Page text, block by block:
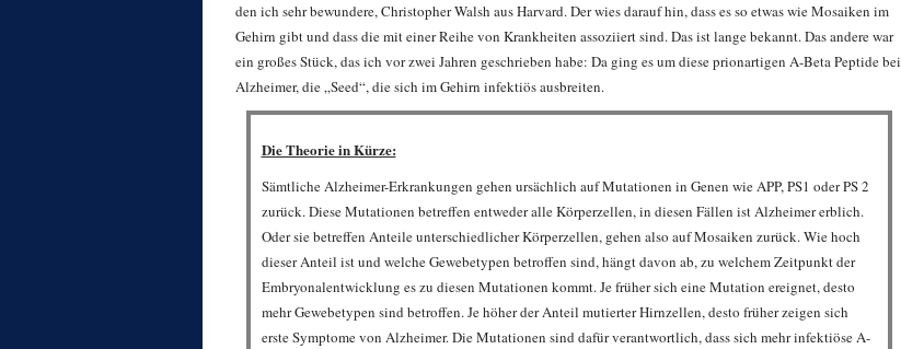
den ich sehr bewundere, Christopher Walsh aus Harvard. Der wies darauf hin, dass es so etwas wie Mosaiken im
Gehirn gibt und dass die mit einer Reihe von Krankheiten assoziiert sind. Das ist lange bekannt. Das andere war
ein großes Stück, das ich vor zwei Jahren geschrieben habe: Da ging es um diese prionartigen A-Beta Peptide bei
Alzheimer, die „Seed“, die sich im Gehirn infektiös ausbreiten.
Die Theorie in Kürze:
Sämtliche Alzheimer-Erkrankungen gehen ursächlich auf Mutationen in Genen wie APP, PS1 oder PS 2
zurück. Diese Mutationen betreffen entweder alle Körperzellen, in diesen Fällen ist Alzheimer erblich.
Oder sie betreffen Anteile unterschiedlicher Körperzellen, gehen also auf Mosaiken zurück. Wie hoch
dieser Anteil ist und welche Gewebetypen betroffen sind, hängt davon ab, zu welchem Zeitpunkt der
Embryonalentwicklung es zu diesen Mutationen kommt. Je früher sich eine Mutation ereignet, desto
mehr Gewebetypen sind betroffen. Je höher der Anteil mutierter Hirnzellen, desto früher zeigen sich
erste Symptome von Alzheimer. Die Mutationen sind dafür verantwortlich, dass sich mehr infektiöse A-